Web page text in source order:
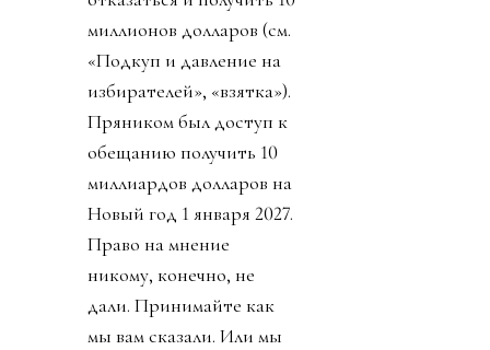
миллионов долларов (см.
«Подкуп и давление на
избирателей», «взятка»).
Пряником был доступ к
обещанию получить 10
миллиардов долларов на
Новый год 1 января 2027.
Право на мнение
никому, конечно, не
дали. Принимайте как
мы вам сказали. Или мы